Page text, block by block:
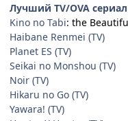
Лучший TV/OVA
Kino no Tabi: the
Haibane Renmei (TV)
Planet ES (TV)
Seikai no Monshou (TV)
Noir (TV)
Hikaru no Go (TV)
Yawara! (TV)